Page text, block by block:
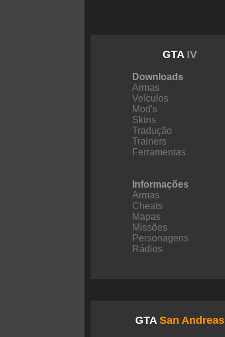
GTA IV
Downloads
Armas
Veículos
Mod's
Skins
Tradução
Trainers
Ferramentas
Informações
Armas
Cheats
Mapas
Missões
Personagens
Rádios
GTA San Andreas